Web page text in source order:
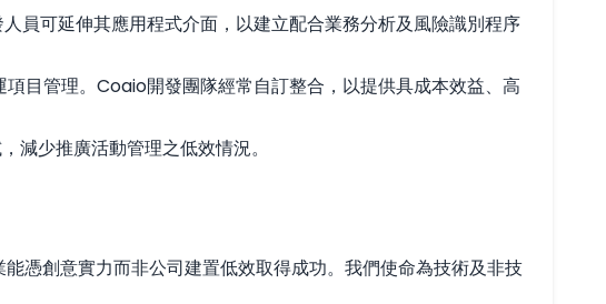
員可延伸其應用程式介面，以建立配合業務分析及風險識別程序
目管理。Coaio開發團隊經常自訂整合，以提供具成本效益、高
減少推廣活動管理之低效情況。
憑創意實力而非公司建置低效取得成功。我們使命為技術及非技